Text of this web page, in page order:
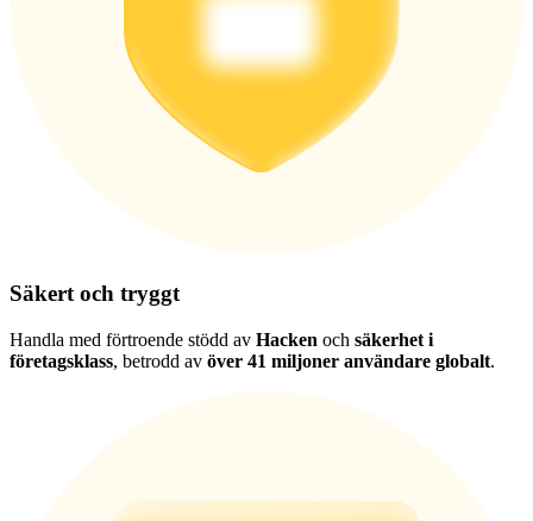
Säkert och tryggt
Handla med förtroende stödd av Hacken och säkerhet i
företagsklass, betrodd av över 41 miljoner användare globalt.